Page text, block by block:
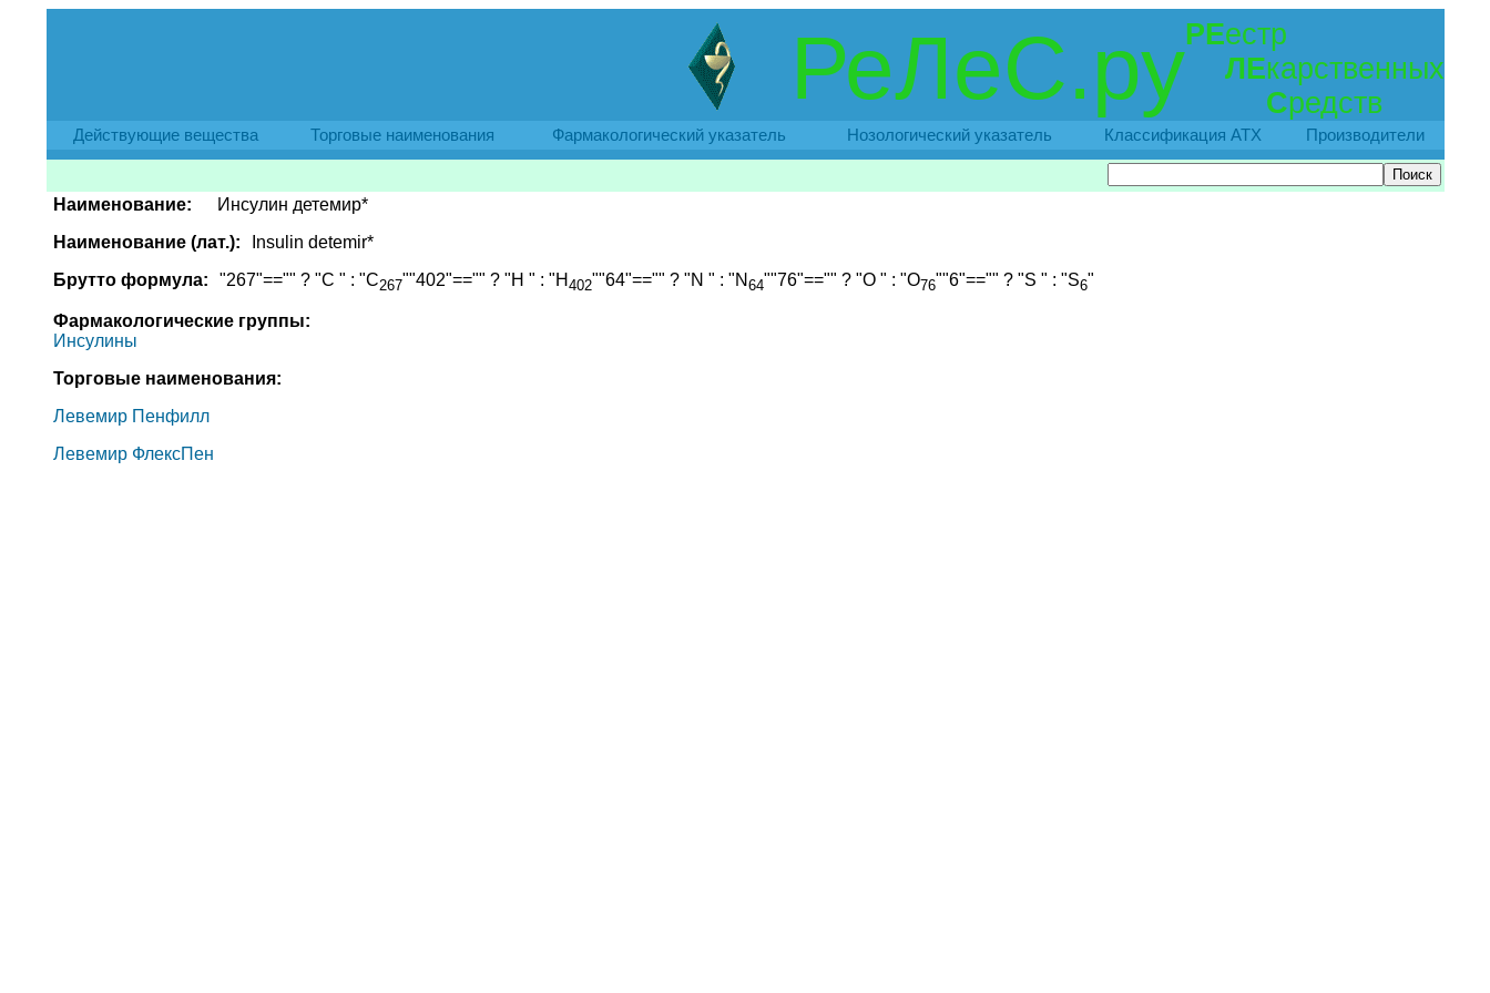
РеЛеС.руРЕестр
ЛЕкарственных
Средств
Действующие вещества Торговые наименования Фармакологический указатель Нозологический указатель Классификация АТХ Производители
Наименование:
Инсулин детемир*
Наименование (лат.):
Insulin detemir*
Брутто формула:
"267"=="" ? "C " : "C267""402"=="" ? "H " : "H 402""64"=="" ? "N " : "N 64""76"=="" ? "O " : "O76""6"=="" ? "S " : "S6"
Фармакологические группы:
Инсулины
Торговые наименования:
Левемир Пенфилл
Левемир ФлексПен